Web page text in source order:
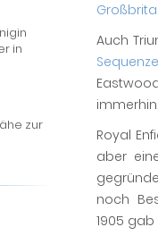
in
zur
Auch
Royal
aber
noch
1905